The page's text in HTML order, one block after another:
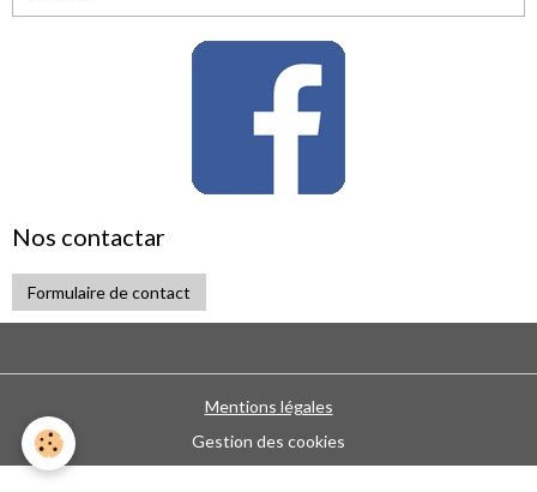
Nos contactar
Formulaire de contact
Mentions légales
Gestion des cookies